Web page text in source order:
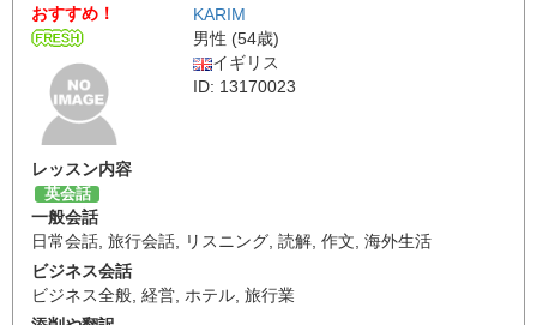
おすすめ！
KARIM
男性 (54歳)
イギリス
ID: 13170023
レッスン内容
英会話
一般会話
日常会話 旅行会話 リスニング 読解 作文 海外生活
ビジネス会話
ビジネス全般 経営 ホテル 旅行業